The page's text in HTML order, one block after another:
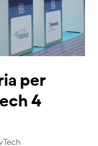
per
4